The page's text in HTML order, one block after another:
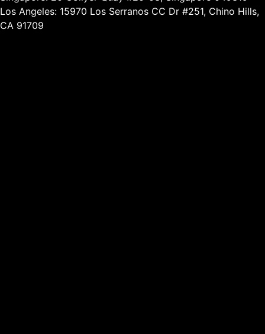
Los Angeles: 15970 Los Serranos CC Dr #251, Chino Hills,
CA 91709